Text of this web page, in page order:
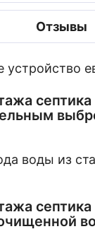
Отзывы
септика
септика